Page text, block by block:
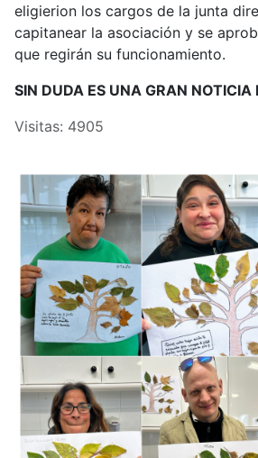
eligierion los cargos de la junta
capitanear la asociación y se
que regirán su funcionamiento.
SIN DUDA ES UNA GRAN NOTICIA
Visitas: 4905